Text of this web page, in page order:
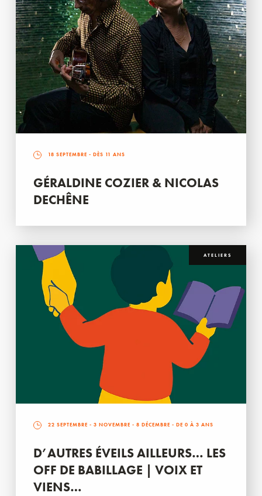
18 SEPTEMBRE - DÈS 11 ANS
GÉRALDINE COZIER & NICOLAS
DECHÊNE
ATELIERS
22 SEPTEMBRE - 3 NOVEMBRE - 8 DÉCEMBRE - DE 0 À 3 ANS
D’AUTRES ÉVEILS AILLEURS… LES
OFF DE BABILLAGE | VOIX ET
VIENS…